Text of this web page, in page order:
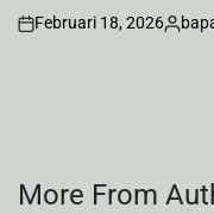
on
Februari 18, 2026
Posted
More From